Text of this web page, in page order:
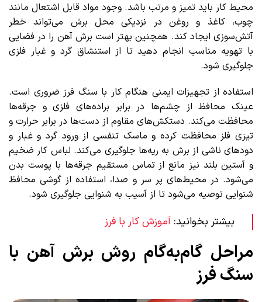
محیط کار باید تمیز و مرتب باشد. وجود مواد قابل اشتعال مانند
چوب، کاغذ و روغن در نزدیکی محل برش می‌تواند خطر
آتش‌سوزی ایجاد کند. همچنین بهتر است برش آهن را در فضایی
با تهویه مناسب انجام دهید تا از استنشاق گرد و غبار فلزی
جلوگیری شود.
استفاده از تجهیزات ایمنی هنگام کار با سنگ فرز ضروری است.
عینک محافظ از چشم‌ها در برابر براده‌های فلزی و جرقه‌ها
محافظت می‌کند. دستکش‌های مقاوم از دست‌ها در برابر حرارت و
تیزی فلز محافظت کرده و ماسک تنفسی از ورود گرد و غبار و
دودهای ناشی از برش به ریه‌ها جلوگیری می‌کند. لباس کار ضخیم
و آستین بلند نیز مانع از تماس مستقیم جرقه‌ها با پوست بدن
می‌شود. در محیط‌های پر سر و صدا، استفاده از گوشی محافظ
شنوایی توصیه می‌شود تا از آسیب به شنوایی جلوگیری شود.
بیشتر بخوانید: آموزش کار با فرز
مراحل گام‌به‌گام روش برش آهن با
سنگ فرز